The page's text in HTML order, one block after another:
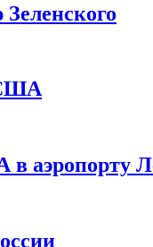
США
аэропорту